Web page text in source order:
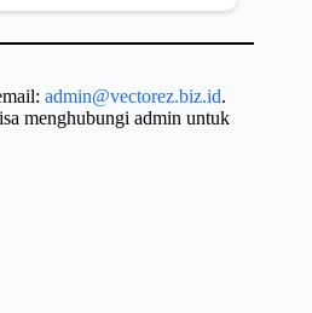
admin@vectorez.biz.id.
menghubungi admin untuk